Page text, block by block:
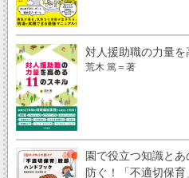
対人援助職の力量
荒木 篤＝著
園で役立つ知識と
防ぐ！「不適切保